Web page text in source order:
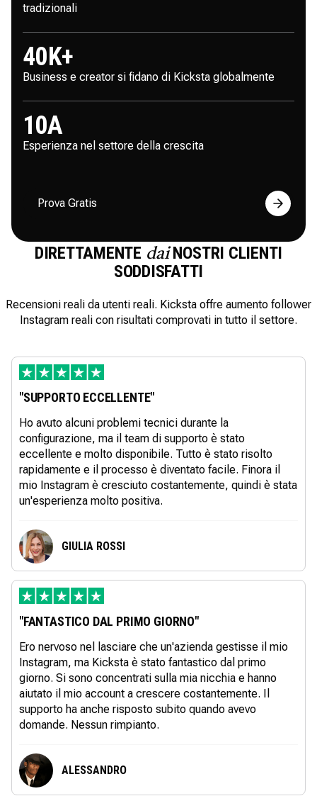
Prova Gratis
tradizionali
40K+
Business e creator si fidano di Kicksta globalmente
10A
Esperienza nel settore della crescita
DIRETTAMENTE daiNOSTRI CLIENTI
SODDISFATTI
Recensioni reali da utenti reali. Kicksta offre aumento follower
Instagram reali con risultati comprovati in tutto il settore.
"SUPPORTO ECCELLENTE"
Ho avuto alcuni problemi tecnici durante la
configurazione, ma il team di supporto è stato
eccellente e molto disponibile. Tutto è stato risolto
rapidamente e il processo è diventato facile. Finora il
mio Instagram è cresciuto costantemente, quindi è stata
un'esperienza molto positiva.
GIULIA ROSSI
"FANTASTICO DAL PRIMO GIORNO"
Ero nervoso nel lasciare che un'azienda gestisse il mio
Instagram, ma Kicksta è stato fantastico dal primo
giorno. Si sono concentrati sulla mia nicchia e hanno
aiutato il mio account a crescere costantemente. Il
supporto ha anche risposto subito quando avevo
domande. Nessun rimpianto.
ALESSANDRO